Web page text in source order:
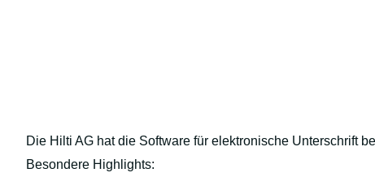
Die Hilti AG hat die Software für elektronische Unterschrift
Besondere Highlights: